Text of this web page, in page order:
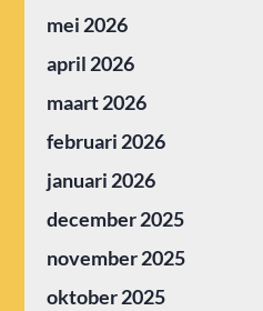
mei 2026
april 2026
maart 2026
februari 2026
januari 2026
december 2025
november 2025
oktober 2025